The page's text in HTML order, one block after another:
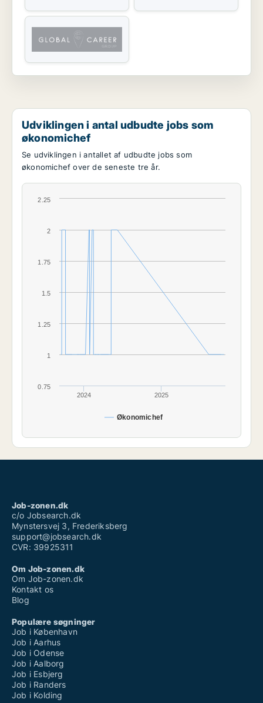
Udviklingen i antal udbudte jobs som
økonomichef
Se udviklingen i antallet af udbudte jobs som
økonomichef over de seneste tre år.
Økonomichef
2024 2025
1
2
0.75
1.25
1.5
1.75
2.25
Job-zonen.dk
c/o Jobsearch.dk
Mynstersvej 3, Frederiksberg
support@jobsearch.dk
CVR: 39925311
Om Job-zonen.dk
Om Job-zonen.dk
Kontakt os
Blog
Populære søgninger
Job i København
Job i Aarhus
Job i Odense
Job i Aalborg
Job i Esbjerg
Job i Randers
Job i Kolding